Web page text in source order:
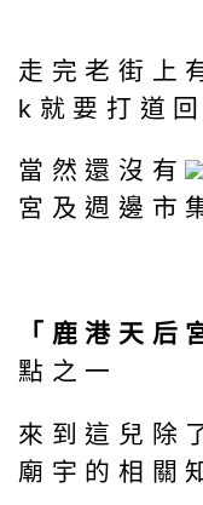
走完老街上
k就要打道
當然還沒有
宮及週邊市
「鹿港天后
點之一
來到這兒除
廟宇的相關